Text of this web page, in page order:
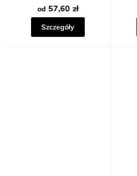
na
5
gwiazdek.
od 57,60 zł
Szczegóły